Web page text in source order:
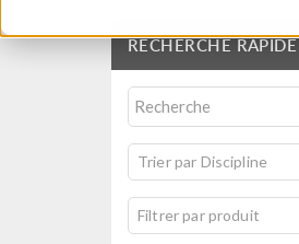
RECHERCHE RAPIDE
Trier par Discipline
Filtrer par produit